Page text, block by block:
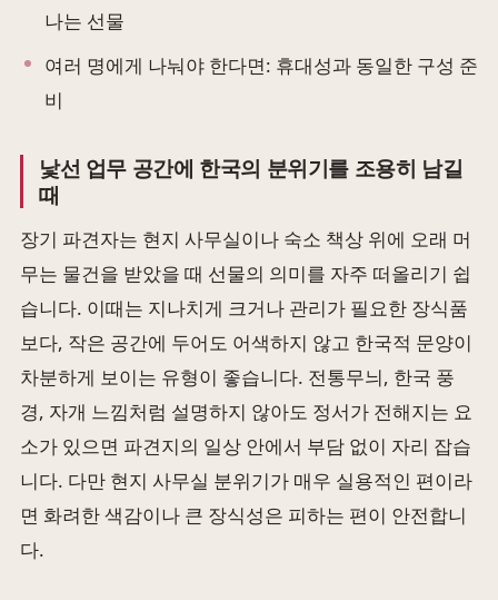
나는 선물
여러 명에게 나눠야 한다면: 휴대성과 동일한 구성 준
비
낯선 업무 공간에 한국의 분위기를 조용히 남길
때
장기 파견자는 현지 사무실이나 숙소 책상 위에 오래 머
무는 물건을 받았을 때 선물의 의미를 자주 떠올리기 쉽
습니다. 이때는 지나치게 크거나 관리가 필요한 장식품
보다, 작은 공간에 두어도 어색하지 않고 한국적 문양이
차분하게 보이는 유형이 좋습니다. 전통무늬, 한국 풍
경, 자개 느낌처럼 설명하지 않아도 정서가 전해지는 요
소가 있으면 파견지의 일상 안에서 부담 없이 자리 잡습
니다. 다만 현지 사무실 분위기가 매우 실용적인 편이라
면 화려한 색감이나 큰 장식성은 피하는 편이 안전합니
다.